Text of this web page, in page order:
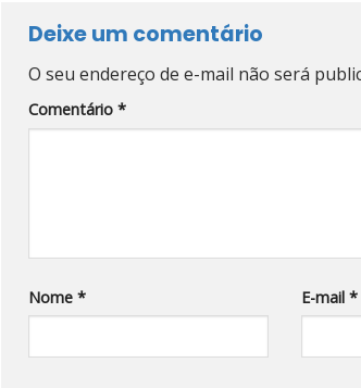
Deixe um comentário
O seu endereço de e-mail não será
Comentário *
Nome * E-mail *